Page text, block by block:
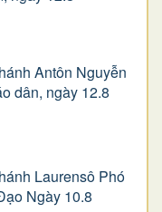
Antôn Nguyễn
dân, ngày 12.8
Laurensô Phó
Ngày 10.8